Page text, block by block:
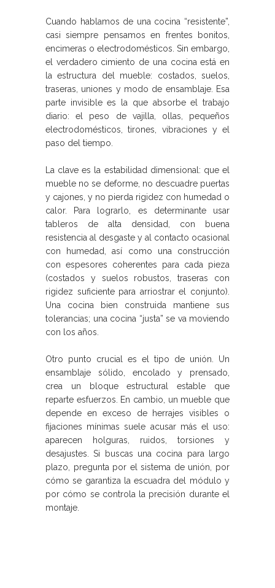
Cuando hablamos de una cocina “resistente”,
casi siempre pensamos en frentes bonitos,
encimeras o electrodomésticos. Sin embargo,
el verdadero cimiento de una cocina está en
la estructura del mueble: costados, suelos,
traseras, uniones y modo de ensamblaje. Esa
parte invisible es la que absorbe el trabajo
diario: el peso de vajilla, ollas, pequeños
electrodomésticos, tirones, vibraciones y el
paso del tiempo.
La clave es la estabilidad dimensional: que el
mueble no se deforme, no descuadre puertas
y cajones, y no pierda rigidez con humedad o
calor. Para lograrlo, es determinante usar
tableros de alta densidad, con buena
resistencia al desgaste y al contacto ocasional
con humedad, así como una construcción
con espesores coherentes para cada pieza
(costados y suelos robustos, traseras con
rigidez suficiente para arriostrar el conjunto).
Una cocina bien construida mantiene sus
tolerancias; una cocina “justa” se va moviendo
con los años.
Otro punto crucial es el tipo de unión. Un
ensamblaje sólido, encolado y prensado,
crea un bloque estructural estable que
reparte esfuerzos. En cambio, un mueble que
depende en exceso de herrajes visibles o
fijaciones mínimas suele acusar más el uso:
aparecen holguras, ruidos, torsiones y
desajustes. Si buscas una cocina para largo
plazo, pregunta por el sistema de unión, por
cómo se garantiza la escuadra del módulo y
por cómo se controla la precisión durante el
montaje.